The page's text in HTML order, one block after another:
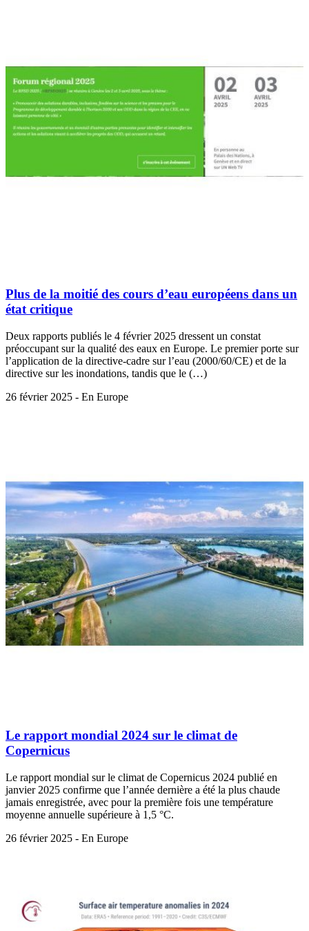
Plus de la moitié des cours d’eau européens dans un
état critique
Deux rapports publiés le 4 février 2025 dressent un constat
préoccupant sur la qualité des eaux en Europe. Le premier porte sur
l’application de la directive-cadre sur l’eau (2000/60/CE) et de la
directive sur les inondations, tandis que le (…)
26 février 2025 - En Europe
Le rapport mondial 2024 sur le climat de
Copernicus
Le rapport mondial sur le climat de Copernicus 2024 publié en
janvier 2025 confirme que l’année dernière a été la plus chaude
jamais enregistrée, avec pour la première fois une température
moyenne annuelle supérieure à 1,5 °C.
26 février 2025 - En Europe